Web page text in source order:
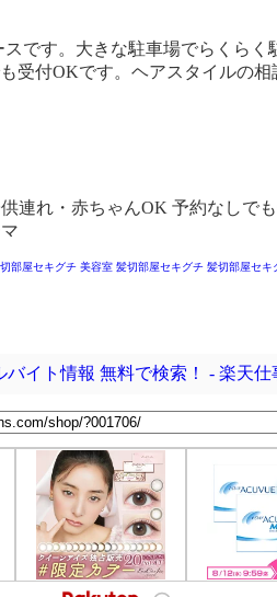
です。大きな駐車場でらくらく
受付OKです。ヘアスタイルの相
連れ・赤ちゃんOK 予約なしで
部屋セキグチ 美容室 髪切部屋セキグチ 髪切部屋セキ
バイト情報 無料で検索！ - 楽天仕